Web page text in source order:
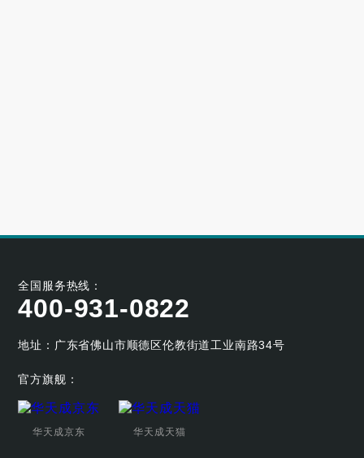
全国服务热线：
400-931-0822
地址：广东省佛山市顺德区伦教街道工业南路34号
官方旗舰：
华天成京东 华天成天猫